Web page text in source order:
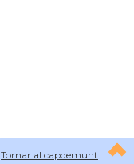
Tornar al capdemunt